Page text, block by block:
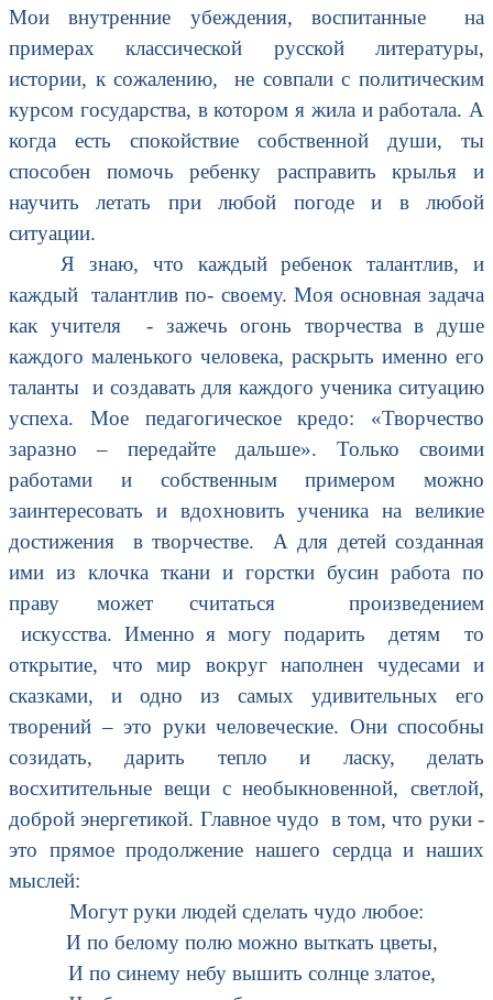
Мои внутренние убеждения, воспитанные на
примерах классической русской литературы,
истории, к сожалению, не совпали с политическим
курсом государства, в котором я жила и работала. А
когда есть спокойствие собственной души, ты
способен помочь ребенку расправить крылья и
научить летать при любой погоде и в любой
ситуации.
Я знаю, что каждый ребенок талантлив, и
каждый талантлив по- своему. Моя основная задача
как учителя - зажечь огонь творчества в душе
каждого маленького человека, раскрыть именно его
таланты и создавать для каждого ученика ситуацию
успеха. Мое педагогическое кредо: «Творчество
заразно – передайте дальше». Только своими
работами и собственным примером можно
заинтересовать и вдохновить ученика на великие
достижения в творчестве. А для детей созданная
ими из клочка ткани и горстки бусин работа по
праву может считаться произведением
искусства. Именно я могу подарить детям то
открытие, что мир вокруг наполнен чудесами и
сказками, и одно из самых удивительных его
творений – это руки человеческие. Они способны
созидать, дарить тепло и ласку, делать
восхитительные вещи с необыкновенной, светлой,
доброй энергетикой. Главное чудо в том, что руки -
это прямое продолжение нашего сердца и наших
мыслей:
Могут руки людей сделать чудо любое:
И по белому полю можно выткать цветы,
И по синему небу вышить солнце златое,